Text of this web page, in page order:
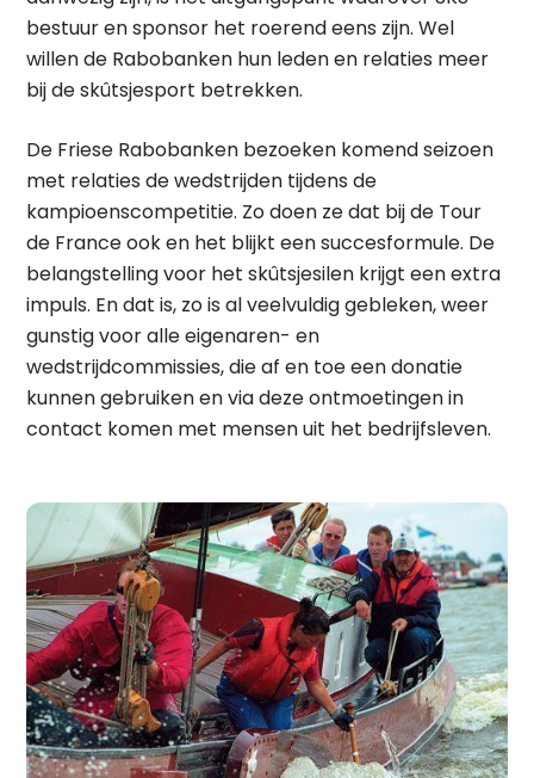
bestuur en sponsor het roerend eens zijn. Wel
willen de Rabobanken hun leden en relaties meer
bij de skûtsjesport betrekken.
De Friese Rabobanken bezoeken komend seizoen
met relaties de wedstrijden tijdens de
kampioenscompetitie. Zo doen ze dat bij de Tour
de France ook en het blijkt een succesformule. De
belangstelling voor het skûtsjesilen krijgt een extra
impuls. En dat is, zo is al veelvuldig gebleken, weer
gunstig voor alle eigenaren- en
wedstrijdcommissies, die af en toe een donatie
kunnen gebruiken en via deze ontmoetingen in
contact komen met mensen uit het bedrijfsleven.